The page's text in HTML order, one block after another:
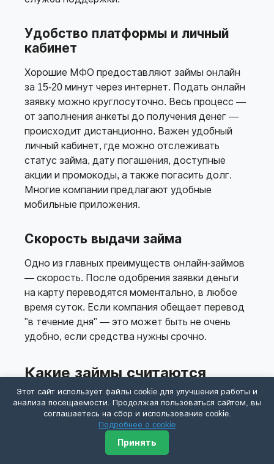
Удобство платформы и личный
кабинет
Хорошие МФО предоставляют займы онлайн
за 15-20 минут через интернет. Подать онлайн
заявку можно круглосуточно. Весь процесс —
от заполнения анкеты до получения денег —
происходит дистанционно. Важен удобный
личный кабинет, где можно отслеживать
статус займа, дату погашения, доступные
акции и промокоды, а также погасить долг.
Многие компании предлагают удобные
мобильные приложения.
Скорость выдачи займа
Одно из главных преимуществ онлайн-займов
— скорость. После одобрения заявки деньги
на карту переводятся моментально, в любое
время суток. Если компания обещает перевод
"в течение дня" — это может быть не очень
удобно, если средства нужны срочно.
Какие займы считаются
лучшими в 2026 году?
Лучшие онлайн займы сочетают минимальные
ставки (в идеале первый займ бесплатно),
быстрое одобрение (до 15-20 минут),
Этот сайт использует файлы cookie для улучшения работы и
анализа посещаемости. Продолжая пользоваться сайтом, вы
соглашаетесь на сбор и использование cookie.
Подробнее о cookie
Принять